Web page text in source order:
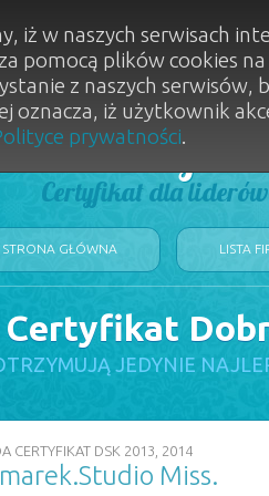
Dobry
Certyfikat dla
STRONA GŁÓWNA LISTA
Certyfikat
JEDYNIE
CERTYFIKAT DSK 2013, 2014
Miss.
iż w naszych serwisach
pomocą plików cookies
z naszych
oznacza, iż użytkownik
prywatności.